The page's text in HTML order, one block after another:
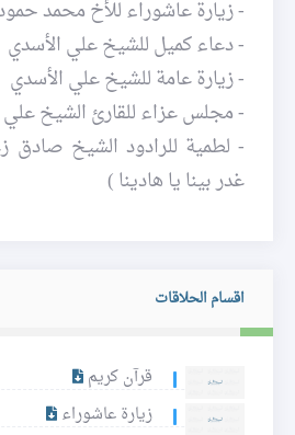
- زيارة عاشوراء للأخ محمد
- دعاء كميل للشيخ علي الأسدي
- زيارة عامة للشيخ علي الأسدي
- مجلس عزاء للقارئ الشيخ
- لطمية للرادود الشيخ صادق
غدر بينا يا هادينا )
اقسام الحلاقات
قرآن كريم
زيارة عاشوراء